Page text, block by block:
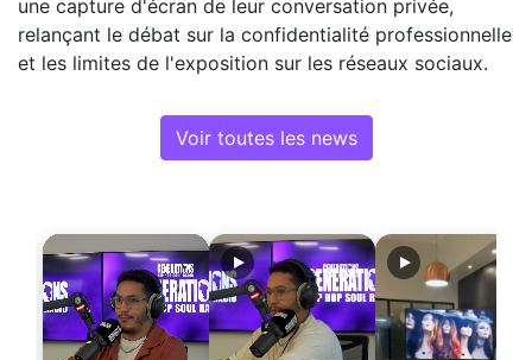
une capture d'écran de leur conversation privée,
relançant le débat sur la confidentialité professionnelle
et les limites de l'exposition sur les réseaux sociaux.
Voir toutes les news